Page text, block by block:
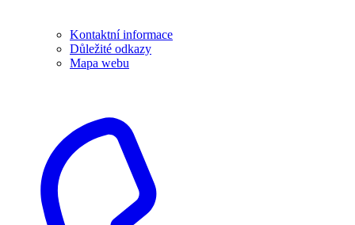
Kontaktní informace
Důležité odkazy
Mapa webu